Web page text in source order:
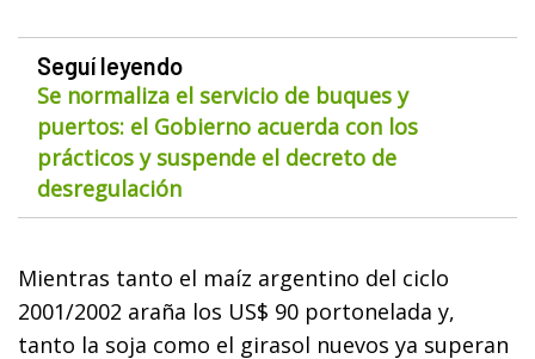
Seguí leyendo
Se normaliza el servicio de buques y
puertos: el Gobierno acuerda con los
prácticos y suspende el decreto de
desregulación
Mientras tanto el maíz argentino del ciclo
2001/2002 araña los US$ 90 portonelada y,
tanto la soja como el girasol nuevos ya superan